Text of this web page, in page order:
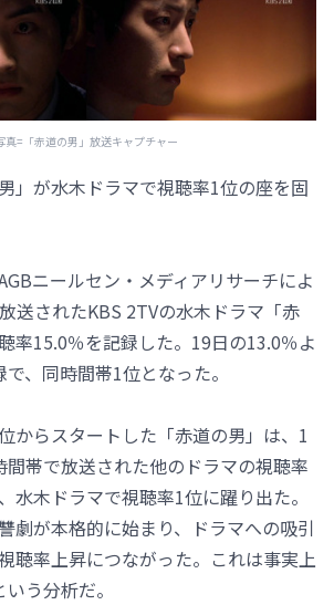
真=「赤道の男」放送キャプチャー
」が水木ドラマで視聴率1位の座を固
ニールセン・メディアリサーチによ
送されたKBS 2TVの水木ドラマ「赤
率15.0％を記録した。19日の13.0％よ
、同時間帯1位となった。
からスタートした「赤道の男」は、1
帯で放送された他のドラマの視聴率
水木ドラマで視聴率1位に躍り出た。
劇が本格的に始まり、ドラマへの吸引
聴率上昇につながった。これは事実上
う分析だ。